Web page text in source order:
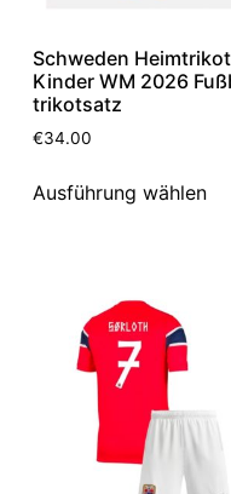
Schweden Heimtrikot
Kinder WM 2026
trikotsatz
€34.00
Ausführung wählen